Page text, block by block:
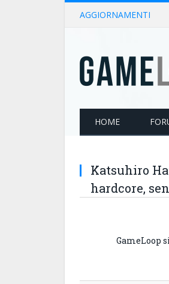
AGGIORNAMENTI
HOME
Katsuhiro
hardcore,
GameLoop